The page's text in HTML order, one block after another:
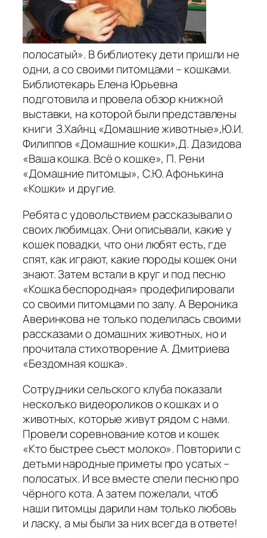
полосатый». В библиотеку дети пришли не
одни, а со своими питомцами – кошками.
Библиотекарь Елена Юрьевна
подготовила и провела обзор книжной
выставки, на которой были представлены
книги З.Хайнц «Домашние животные»,Ю.И.
Филиппов «Домашние кошки»,Д. Дазидова
«Ваша кошка. Всё о кошке», П. Рени
«Домашние питомцы», С.Ю. Афонькина
«Кошки» и другие.
Ребята с удовольствием рассказывали о
своих любимцах. Они описывали, какие у
кошек повадки, что они любят есть, где
спят, как играют, какие породы кошек они
знают. Затем встали в круг и под песню
«Кошка беспородная» продефилировали
со своими питомцами по залу. А Вероника
Аверинкова не только поделилась своими
рассказами о домашних животных, но и
прочитала стихотворение А. Дмитриева
«Бездомная кошка».
Сотрудники сельского клуба показали
несколько видеороликов о кошках и о
животных, которые живут рядом с нами.
Провели соревнование котов и кошек
«Кто быстрее съест молоко». Повторили с
детьми народные приметы про усатых –
полосатых. И все вместе спели песню про
чёрного кота. А затем пожелали, чтоб
наши питомцы дарили нам только любовь
и ласку, а мы были за них всегда в ответе!